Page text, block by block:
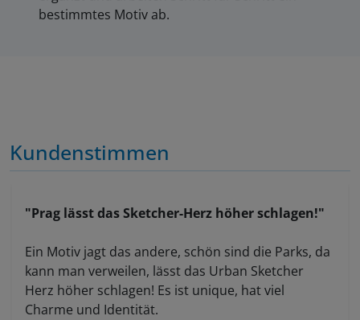
bestimmtes Motiv ab.
Kundenstimmen
"Prag lässt das Sketcher-Herz höher schlagen!"
Ein Motiv jagt das andere, schön sind die Parks, da
kann man verweilen, lässt das Urban Sketcher
Herz höher schlagen! Es ist unique, hat viel
Charme und Identität.